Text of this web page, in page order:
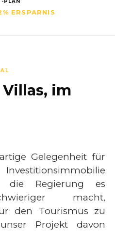
ERSPARNIS
im
Gelegenheit für
die Regierung es
macht,
den Tourismus zu
Projekt davon